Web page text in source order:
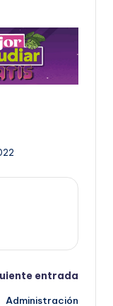
entrada
Administración